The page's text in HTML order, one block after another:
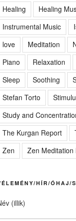
Healing
Healing
Instrumental Music
love
Meditation
Piano
Relaxation
Sleep
Soothing
Stefan Torto
Study and
The Kurgan Report
Zen
Zen Meditation
HÍR/ÓHAJ/
(illik)